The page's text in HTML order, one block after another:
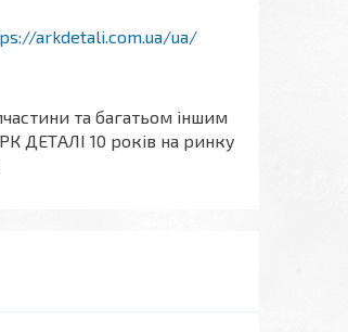
arkdetali.com.ua/ua/
та багатьом іншим
ДЕТАЛІ 10 років на ринку